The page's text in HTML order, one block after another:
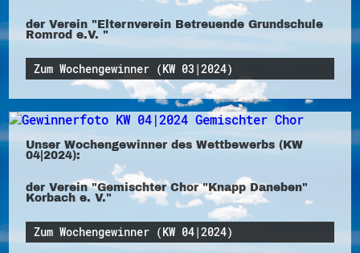
der Verein "Elternverein Betreuende Grundschule
Romrod e.V. "
Zum Wochengewinner (KW 03|2024)
Unser Wochengewinner des Wettbewerbs (KW
04|2024):
der Verein "Gemischter Chor "Knapp Daneben"
Korbach e. V."
Zum Wochengewinner (KW 04|2024)